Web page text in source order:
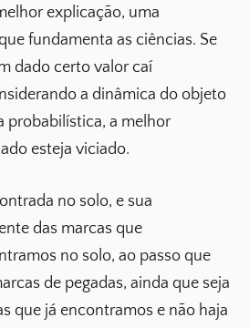
explicação, uma
fundamenta as ciências. Se
dado certo valor caí
a dinâmica do objeto
probabilística, a melhor
esteja viciado.
no solo, e sua
das marcas que
no solo, ao passo que
de pegadas, ainda que seja
que já encontramos e não haja